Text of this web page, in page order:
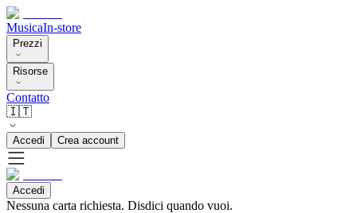
MusicaIn-store
Prezzi
Risorse
Contatto
🇮🇹
Accedi Crea account
Accedi
Nessuna carta richiesta. Disdici quando vuoi.